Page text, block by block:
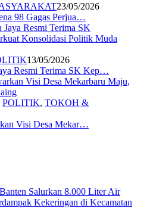
23/05/2026
98 Gagas Perjua…
13/05/2026
Resmi Terima SK Kep…
POLITIK, TOKOH &
Visi Desa Mekar…